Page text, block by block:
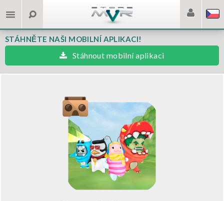
STÁHNĚTE NAŠI MOBILNÍ APLIKACI!
Stáhnout mobilní aplikaci